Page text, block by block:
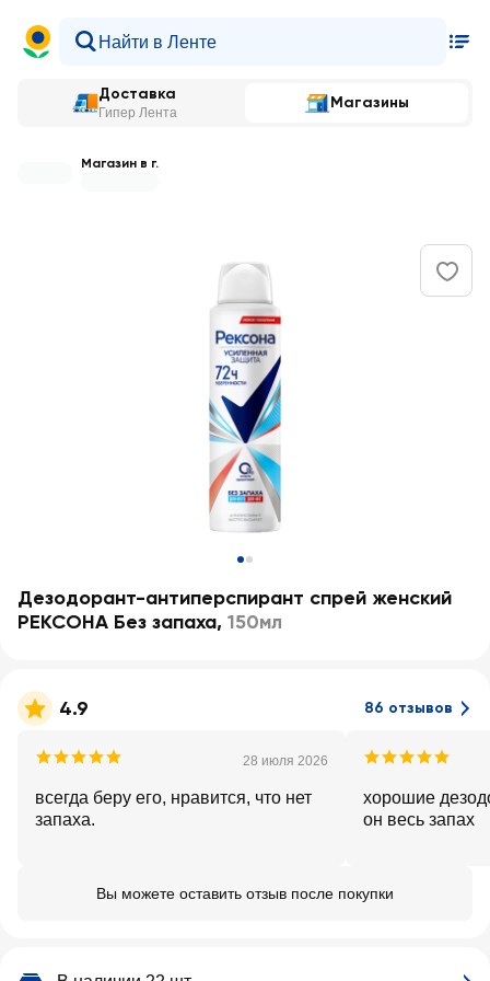
Доставка
Гипер Лента
Магазины
Магазин в г.
Дезодорант-антиперспирант спрей женский
РЕКСОНА Без запаха, 150мл
4.9 86 отзывов
28 июля 2026
всегда беру его, нравится, что нет
запаха.
хорошие
он весь запах
Вы можете оставить отзыв после покупки